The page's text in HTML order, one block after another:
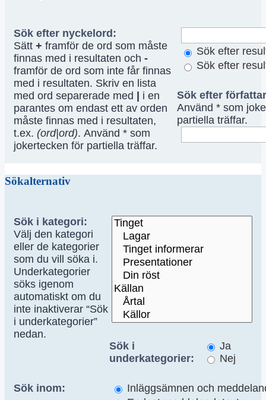
Sök efter nyckelord:
Sätt+ framför de ord som måste
finnas med i resultaten och-
framför de ord som inte får finnas
med i resultaten. Skriv en lista
med ord separerade med
i en
parantes om endast ett av orden
måste finnas med i resultaten,
t.ex.(ord|ord). Använd * som
jokertecken för partiella träffar.
Sök efter
Sök efter
Sök efter
Använd * som
partiella träffar.
Sökalternativ
Sök i kategori:
Välj den kategori
eller de kategorier
som du vill söka i.
Underkategorier
söks igenom
automatiskt om du
inte inaktiverar “Sök
i underkategorier”
nedan.
Sök i
underkategorier:
Ja
Nej
Sök inom:
Inläggsämnen och